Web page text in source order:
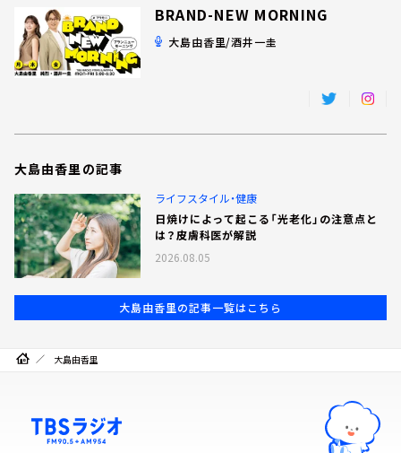
BRAND-NEW MORNING
大島由香里/酒井一圭
大島由香里の記事
ライフスタイル・健康
日焼けによって起こる「光老化」の注意点と
は？皮膚科医が解説
2026.08.05
大島由香里の記事一覧はこちら
大島由香里